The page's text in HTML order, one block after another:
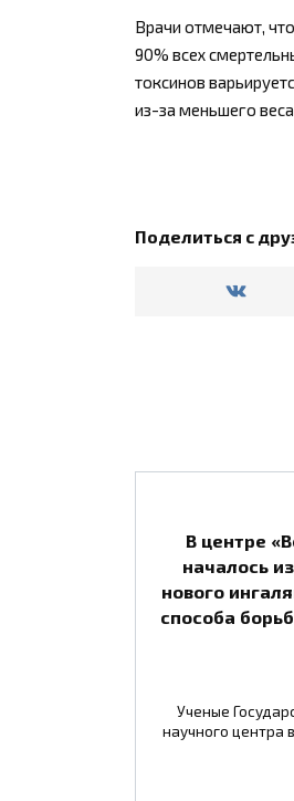
Врачи отмечают,
90% всех
токсинов
из-за меньшего веса
Поделиться с
В центре
началось
нового
способа
Ученые
научного центра